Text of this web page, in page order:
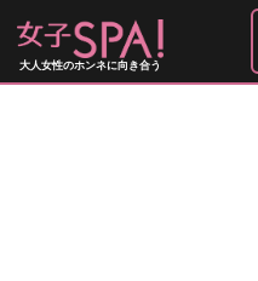
大人女性のホンネに向き合う